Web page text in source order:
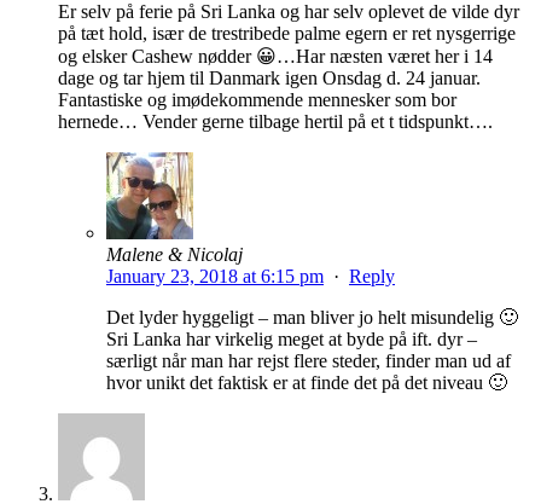
Er selv på ferie på Sri Lanka og har selv oplevet de vilde dyr
på tæt hold, især de trestribede palme egern er ret nysgerrige
og elsker Cashew nødder 😀…Har næsten været her i 14
dage og tar hjem til Danmark igen Onsdag d. 24 januar.
Fantastiske og imødekommende mennesker som bor
hernede… Vender gerne tilbage hertil på et t tidspunkt….
Malene & Nicolaj
January 23, 2018 at 6:15 pm · Reply
Det lyder hyggeligt – man bliver jo helt misundelig 🙂
Sri Lanka har virkelig meget at byde på ift. dyr –
særligt når man har rejst flere steder, finder man ud af
hvor unikt det faktisk er at finde det på det niveau 🙂